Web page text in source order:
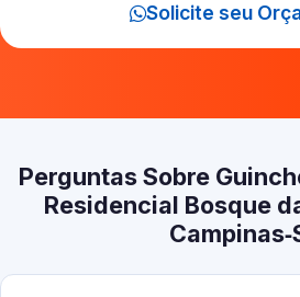
Solicite seu
Perguntas Sobre
Residencial Bosque